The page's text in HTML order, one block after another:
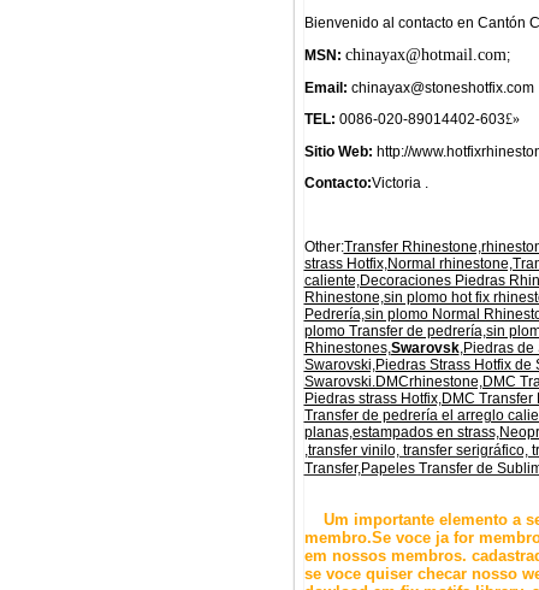
Bienvenido al contacto en Cantón
MSN: chinayax@hotmail.com;
Email: chinayax@stoneshotfix.com
TEL: 0086-020-89014402-603£»
Sitio Web: http://
Contacto:Victoria .
Other:Transfer
strass Hotfix,Normal
caliente,Decoraciones Piedras
Rhinestone,sin plomo hot fix
Pedrería,sin plomo Normal
plomo Transfer de pedrería,sin
Rhinestones,Swarovsk,Piedras de
Swarovski,Piedras Strass Hotfix de
Swarovski.DMCrhinestone,DMC
Piedras strass Hotfix,DMC
Transfer de pedrería el arreglo
planas,estampados en
,transfer vinilo, transfer serigráfico,
Transfer,Papeles Transfer de
Um importante elemento a
membro.Se voce ja for
em nossos membros.
se voce quiser checar nosso